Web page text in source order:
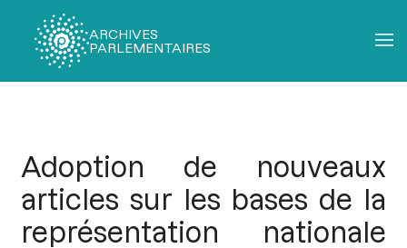
ARCHIVES
PARLEMENTAIRES
Adoption de nouveaux
articles sur les bases de la
représentation nationale